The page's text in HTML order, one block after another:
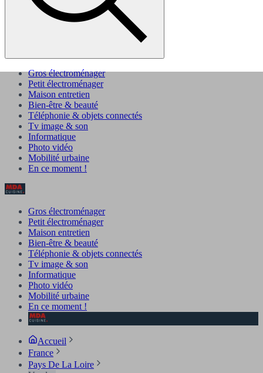
Gros électroménager
Petit électroménager
Maison entretien
Bien-être & beauté
Téléphonie & objets connectés
Tv image & son
Informatique
Photo vidéo
Mobilité urbaine
En ce moment !
Gros électroménager
Petit électroménager
Maison entretien
Bien-être & beauté
Téléphonie & objets connectés
Tv image & son
Informatique
Photo vidéo
Mobilité urbaine
En ce moment !
Accueil
France
Pays De La Loire